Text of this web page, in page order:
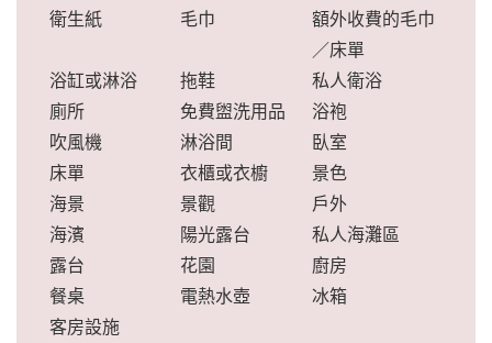
衛生紙
毛巾
額外收費的毛巾
／床單
浴缸或淋浴
拖鞋
私人衛浴
廁所
免費盥洗用品
浴袍
吹風機
淋浴間
臥室
床單
衣櫃或衣櫥
景色
海景
景觀
戶外
海濱
陽光露台
私人海灘區
露台
花園
廚房
餐桌
電熱水壺
冰箱
客房設施